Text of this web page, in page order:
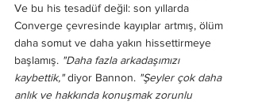
Ve bu his tesadüf değil: son yıllarda
Converge çevresinde kayıplar artmış, ölüm
daha somut ve daha yakın hissettirmeye
başlamış. "Daha fazla arkadaşımızı
kaybettik," diyor Bannon. "Şeyler çok daha
anlık ve hakkında konuşmak zorunlu